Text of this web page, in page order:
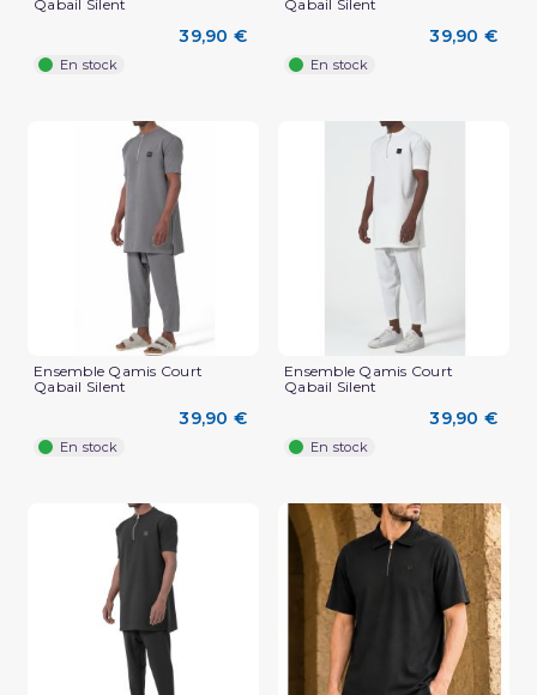
Qabail Silent
39,90 €
En stock
Qabail Silent
39,90 €
En stock
Ensemble Qamis Court
Qabail Silent
39,90 €
En stock
Ensemble Qamis Court
Qabail Silent
39,90 €
En stock